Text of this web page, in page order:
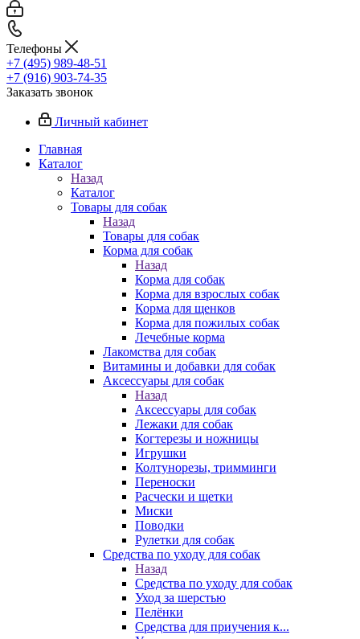
Телефоны
+7 (495) 989-48-51
+7 (916) 903-74-35
Заказать звонок
Личный кабинет
Главная
Каталог
Назад
Каталог
Товары для собак
Назад
Товары для собак
Корма для собак
Назад
Корма для собак
Корма для взрослых собак
Корма для щенков
Корма для пожилых собак
Лечебные корма
Лакомства для собак
Витамины и добавки для собак
Аксессуары для собак
Назад
Аксессуары для собак
Лежаки для собак
Когтерезы и ножницы
Игрушки
Колтунорезы, тримминги
Переноски
Расчески и щетки
Миски
Поводки
Рулетки для собак
Средства по уходу для собак
Назад
Средства по уходу для собак
Уход за шерстью
Пелёнки
Средства для приучения к...